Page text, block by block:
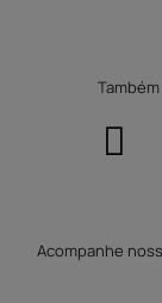
Acompanhe